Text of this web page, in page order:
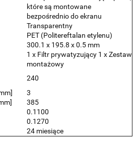
które są montowane
bezpośrednio do ekranu
Transparentny
PET (Politereftalan etylenu)
300.1 x 195.8 x 0.5 mm
1 x Filtr prywatyzujący 1 x Zestaw
montażowy
240
3
385
0.1100
0.1270
24 miesiące